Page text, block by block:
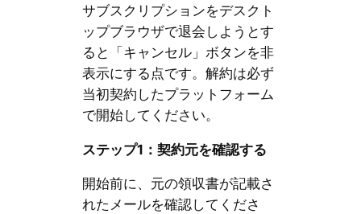
サブスクリプションをデスクト
ップブラウザで退会しようとす
ると「キャンセル」ボタンを非
表示にする点です。解約は必ず
当初契約したプラットフォーム
で開始してください。
ステップ1：契約元を確認する
開始前に、元の領収書が記載さ
れたメールを確認してくださ